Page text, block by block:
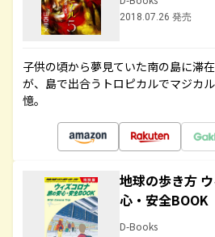
2018.07.26 発売
子供の頃から夢見ていた南の島に滞
が、島で出合うトロピカルでマジカ
憶。
地球の歩き方
心・安全BOOK
D-Books